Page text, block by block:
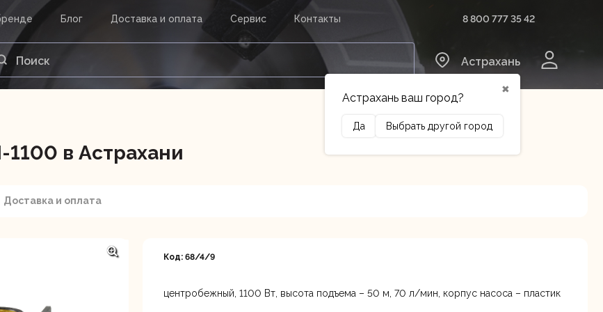
Блог Доставка и оплата Сервис Контакты 8 800 777 35 42
Астрахань
✖
Астрахань ваш город?
Да Выбрать другой город
Инструмент
в Астрахани
Доставка и оплата
Код: 68/4/9
центробежный, 1100 Вт, высота подъема – 50 м, 70 л/мин, корпус насоса – пластик
Астрахань, ул. Рыбинская 3 лит.Б В наличии
ВХОД